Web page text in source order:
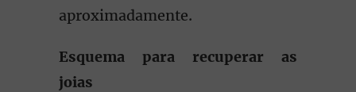
aproximadamente.
Esquema para recuperar as
joias